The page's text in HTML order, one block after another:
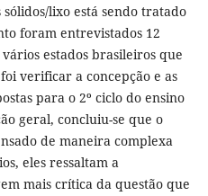
lixo está sendo tratado
foram entrevistados 12
estados brasileiros que
verificar a concepção e as
para o 2º ciclo do ensino
geral, concluiu-se que o
de maneira complexa
eles ressaltam a
mais crítica da questão que